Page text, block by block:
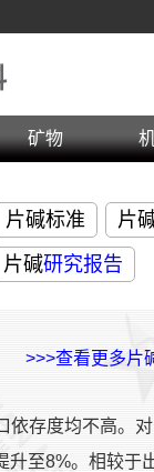
矿物
片碱标准
片
片碱研究报告
>>>查看更多片
依存度均不高。
至8%。相较于